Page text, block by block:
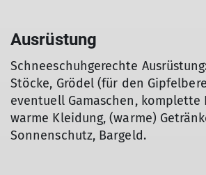
Ausrüstung
Schneeschuhgerechte
Stöcke, Grödel (für den
eventuell Gamaschen, komplette
warme Kleidung, (warme)
Sonnenschutz, Bargeld.